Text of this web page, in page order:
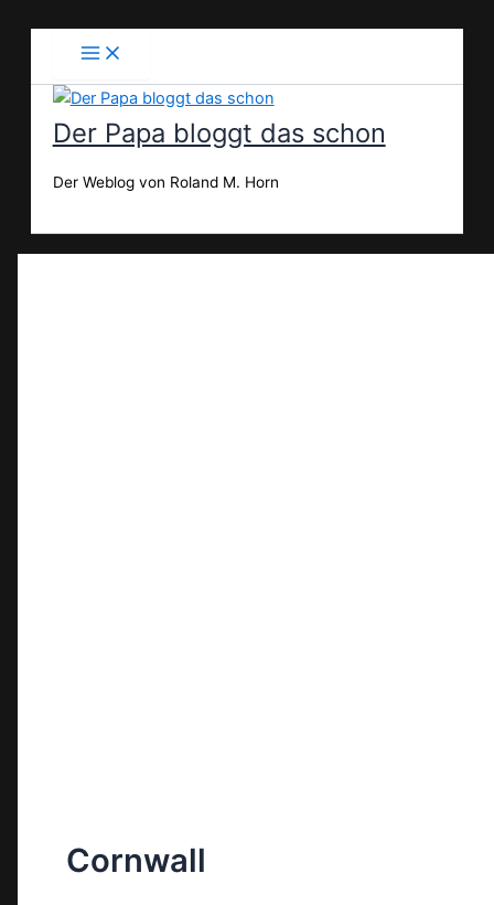
Der Papa bloggt das schon
Der Weblog von Roland M. Horn
Cornwall